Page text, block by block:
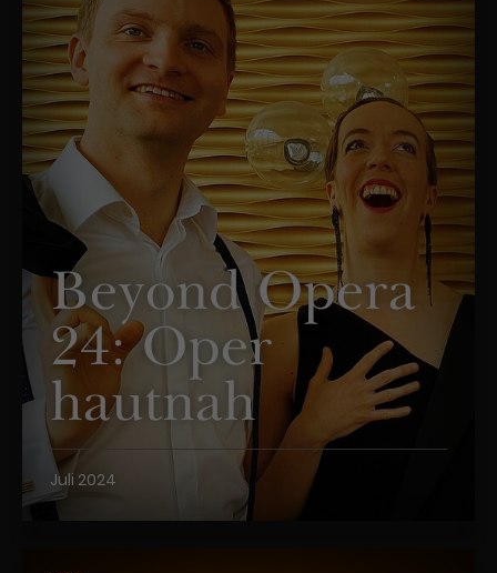
Beyond Opera
24: Oper
hautnah
Juli 2024